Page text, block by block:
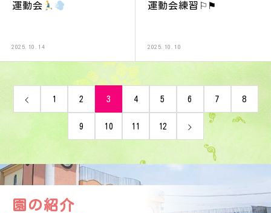
運動会
2025.10.14
運動会練習⚐⚑
2025.10.10
1 2 3 4 5 6 7 8
9 10 11 12
園の紹介